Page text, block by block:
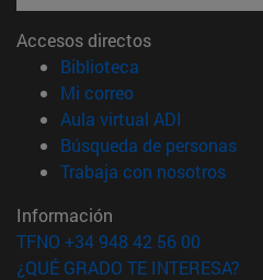
Accesos directos
Biblioteca
Mi correo(abre en nueva
Aula virtual ADI
Búsqueda de personas
Trabaja con nosotros
Información
TFNO +34 948 42 56 00
¿QUÉ GRADO TE INTERESA?